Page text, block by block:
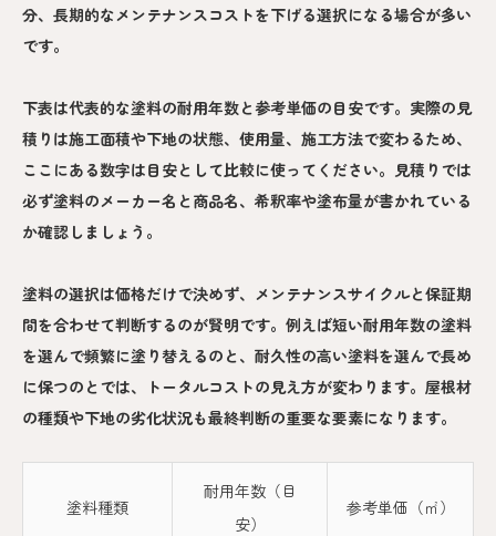
分、長期的なメンテナンスコストを下げる選択になる場合が多い
です。
下表は代表的な塗料の耐用年数と参考単価の目安です。実際の見
積りは施工面積や下地の状態、使用量、施工方法で変わるため、
ここにある数字は目安として比較に使ってください。見積りでは
必ず塗料のメーカー名と商品名、希釈率や塗布量が書かれている
か確認しましょう。
塗料の選択は価格だけで決めず、メンテナンスサイクルと保証期
間を合わせて判断するのが賢明です。例えば短い耐用年数の塗料
を選んで頻繁に塗り替えるのと、耐久性の高い塗料を選んで長め
に保つのとでは、トータルコストの見え方が変わります。屋根材
の種類や下地の劣化状況も最終判断の重要な要素になります。
塗料種類
耐用年数（目
安）
参考単価（㎡）